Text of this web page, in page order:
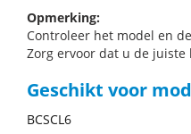
Opmerking:
Controleer het model en
Zorg ervoor dat u de
Geschikt voor
BCSCL6